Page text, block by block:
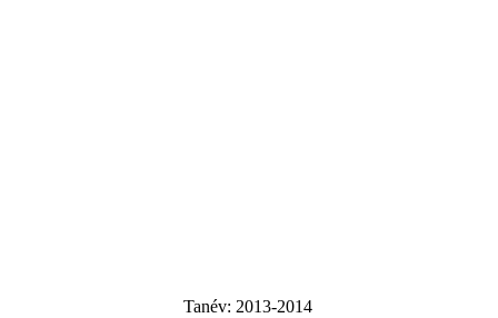
Tanév: 2013-2014